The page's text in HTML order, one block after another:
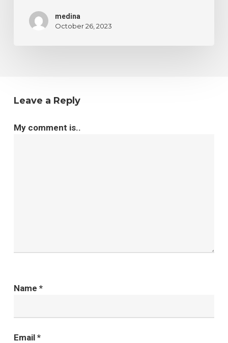
medina
October 26, 2023
Leave a Reply
My comment is..
Name *
Email *